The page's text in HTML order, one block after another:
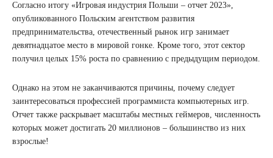
Согласно итогу «Игровая индустрия Польши – отчет 2023»,
опубликованного Польским агентством развития
предпринимательства, отечественный рынок игр занимает
девятнадцатое место в мировой гонке. Кроме того, этот сектор
получил целых 15% роста по сравнению с предыдущим периодом.
Однако на этом не заканчиваются причины, почему следует
заинтересоваться профессией программиста компьютерных игр.
Отчет также раскрывает масштабы местных геймеров, численность
которых может достигать 20 миллионов – большинство из них
взрослые!